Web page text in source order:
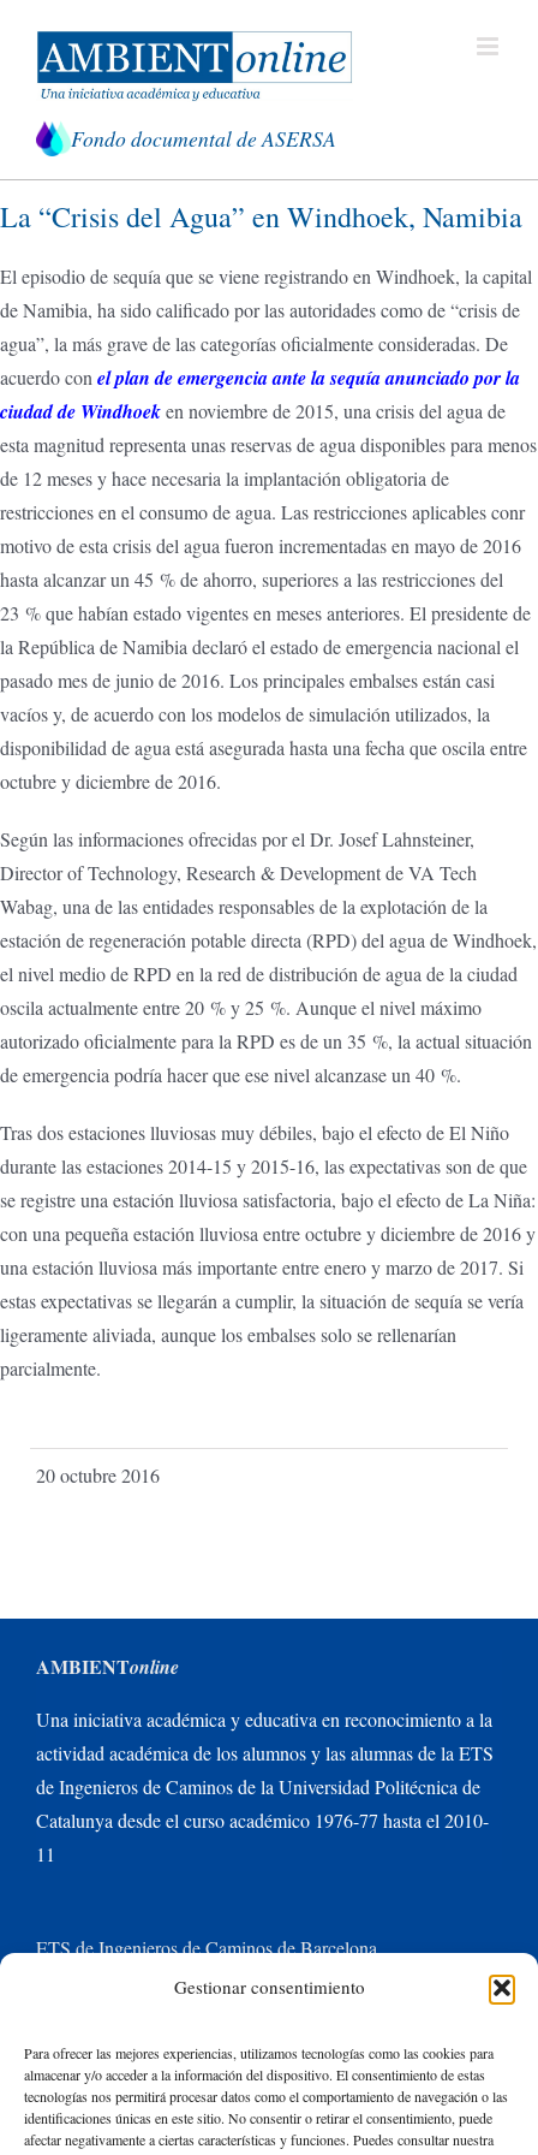
Gestionar consentimiento
Para ofrecer las mejores experiencias, utilizamos tecnologías como las cookies para
almacenar y/o acceder a la información del dispositivo. El consentimiento de estas
tecnologías nos permitirá procesar datos como el comportamiento de navegación o las
identificaciones únicas en este sitio. No consentir o retirar el consentimiento, puede
afectar negativamente a ciertas características y funciones. Puedes consultar nuestra
contenido
Fondo documental de ASERSA
La “Crisis del Agua” en Windhoek, Namibia
El episodio de sequía que se viene registrando en Windhoek, la capital
de Namibia, ha sido calificado por las autoridades como de “crisis de
agua”, la más grave de las categorías oficialmente consideradas. De
acuerdo con el plan de emergencia ante la sequía anunciado por la
ciudad de Windhoeken noviembre de 2015, una crisis del agua de
esta magnitud representa unas reservas de agua disponibles para menos
de 12 meses y hace necesaria la implantación obligatoria de
restricciones en el consumo de agua. Las restricciones aplicables conr
motivo de esta crisis del agua fueron incrementadas en mayo de 2016
hasta alcanzar un 45 % de ahorro, superiores a las restricciones del
23 % que habían estado vigentes en meses anteriores. El presidente de
la República de Namibia declaró el estado de emergencia nacional el
pasado mes de junio de 2016. Los principales embalses están casi
vacíos y, de acuerdo con los modelos de simulación utilizados, la
disponibilidad de agua está asegurada hasta una fecha que oscila entre
octubre y diciembre de 2016.
Según las informaciones ofrecidas por el Dr. Josef Lahnsteiner,
Director of Technology, Research & Development de VA Tech
Wabag, una de las entidades responsables de la explotación de la
estación de regeneración potable directa (RPD) del agua de Windhoek,
el nivel medio de RPD en la red de distribución de agua de la ciudad
oscila actualmente entre 20 % y 25 %. Aunque el nivel máximo
autorizado oficialmente para la RPD es de un 35 %, la actual situación
de emergencia podría hacer que ese nivel alcanzase un 40 %.
Tras dos estaciones lluviosas muy débiles, bajo el efecto de El Niño
durante las estaciones 2014-15 y 2015-16, las expectativas son de que
se registre una estación lluviosa satisfactoria, bajo el efecto de La Niña:
con una pequeña estación lluviosa entre octubre y diciembre de 2016 y
una estación lluviosa más importante entre enero y marzo de 2017. Si
estas expectativas se llegarán a cumplir, la situación de sequía se vería
ligeramente aliviada, aunque los embalses solo se rellenarían
parcialmente.
20 octubre 2016
AMBIENTonline
Una iniciativa académica y educativa en reconocimiento a la
actividad académica de los alumnos y las alumnas de la ETS
de Ingenieros de Caminos de la Universidad Politécnica de
Catalunya desde el curso académico 1976-77 hasta el 2010-
11
ETS de Ingenieros de Caminos de Barcelona
Universitat Politècnica de Catalunya BarcelonaTech
Contacte con nosotros